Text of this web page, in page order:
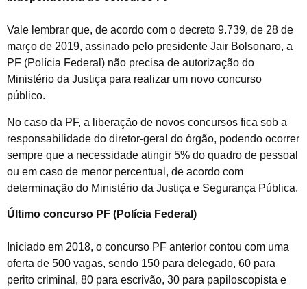
Vale lembrar que, de acordo com o decreto 9.739, de 28 de
março de 2019, assinado pelo presidente Jair Bolsonaro, a
PF (Polícia Federal) não precisa de autorização do
Ministério da Justiça para realizar um novo concurso
público.
No caso da PF, a liberação de novos concursos fica sob a
responsabilidade do diretor-geral do órgão, podendo ocorrer
sempre que a necessidade atingir 5% do quadro de pessoal
ou em caso de menor percentual, de acordo com
determinação do Ministério da Justiça e Segurança Pública.
Último concurso PF (Polícia Federal)
Iniciado em 2018, o concurso PF anterior contou com uma
oferta de 500 vagas, sendo 150 para delegado, 60 para
perito criminal, 80 para escrivão, 30 para papiloscopista e